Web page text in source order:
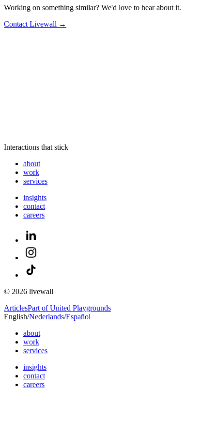
Working on something similar? We'd love to hear about it.
Contact Livewall →
Interactions that stick
about
work
services
insights
contact
careers
© 2026 livewall
ArticlesPart of United Playgrounds
English/Nederlands/Español
about
work
services
insights
contact
careers